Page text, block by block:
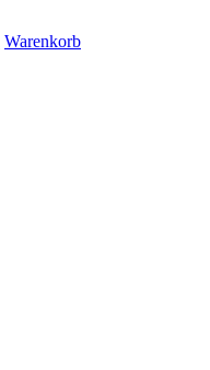
Warenkorb